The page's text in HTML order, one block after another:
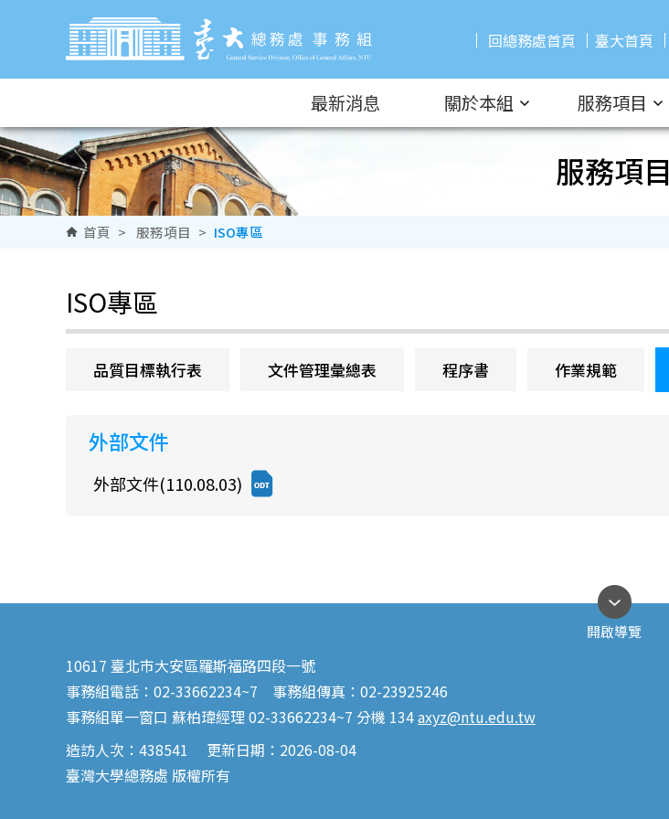
跳到主要內容區塊
回總務處首頁
臺大首頁
最新消息 關於本組 服務項目
服務項目
首頁 > 服務項目 > ISO專區
ISO專區
品質目標執行表 文件管理彙總表 程序書 作業規範
外部文件
外部文件(110.08.03)
開啟導覽
10617 臺北市大安區羅斯福路四段一號
事務組電話：02-33662234~7 事務組傳真：02-23925246
事務組單一窗口 蘇柏瑋經理 02-33662234~7 分機 134axyz@ntu.edu.tw
造訪人次： 438541
更新日期：2026-08-04
臺灣大學總務處 版權所有